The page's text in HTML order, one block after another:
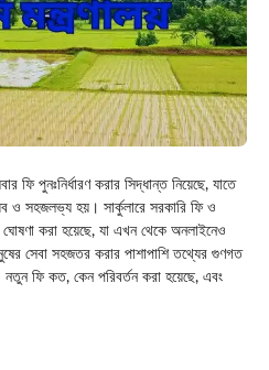
ফি পুনঃনির্ধারণ করার সিদ্ধান্ত নিয়েছে, যাতে
ও সহজলভ্য হয়। সার্কুলারে সরকারি ফি ও
ঘোষণা করা হয়েছে, যা এখন থেকে অনলাইনেও
সেবা সহজতর করার পাশাপাশি তথ্যের গুণগত
নতুন ফি কত, কেন পরিবর্তন করা হয়েছে, এবং